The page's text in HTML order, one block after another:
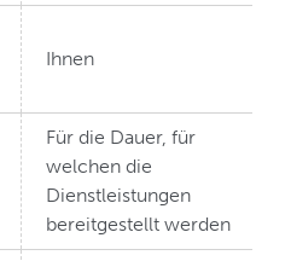
Ihnen
Für die Dauer, für
welchen die
Dienstleistungen
bereitgestellt werden